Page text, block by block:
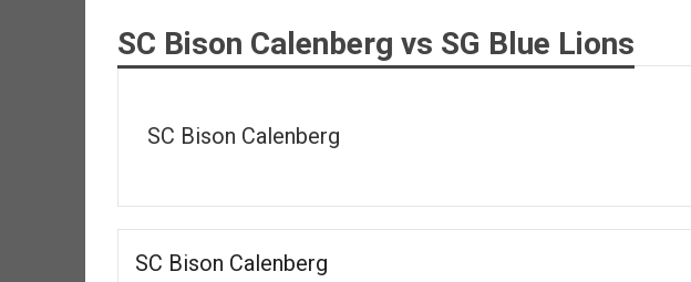
SC Bison Calenberg vs SG Blue Lions
SC Bison Calenberg
SC Bison Calenberg